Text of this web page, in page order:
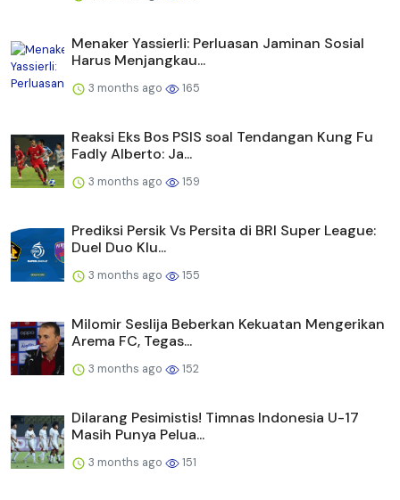
Menaker Yassierli: Perluasan Jaminan Sosial
Harus Menjangkau...
3 months ago 165
Reaksi Eks Bos PSIS soal Tendangan Kung Fu
Fadly Alberto: Ja...
3 months ago 159
Prediksi Persik Vs Persita di BRI Super League:
Duel Duo Klu...
3 months ago 155
Milomir Seslija Beberkan Kekuatan Mengerikan
Arema FC, Tegas...
3 months ago 152
Dilarang Pesimistis! Timnas Indonesia U-17
Masih Punya Pelua...
3 months ago 151